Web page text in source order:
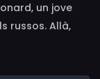
Klaus-
Solms-
un jove
russos. Allà,